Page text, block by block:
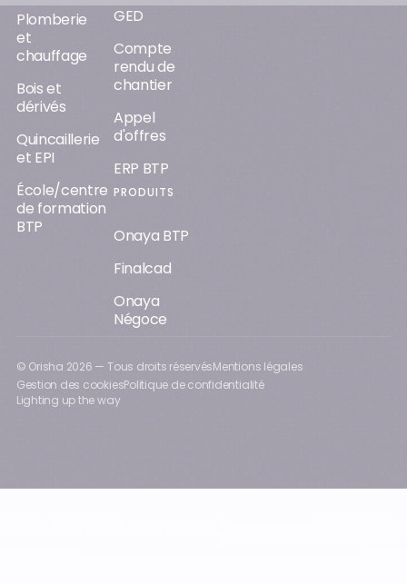
Plomberie
et
chauffage
Bois et
dérivés
Quincaillerie
et EPI
École/centre
de formation
BTP
GED
Compte
rendu de
chantier
Appel
d'offres
ERP BTP
PRODUITS
Onaya BTP
Finalcad
Onaya
Négoce
© Orisha 2026 — Tous droits réservésMentions légales
Gestion des cookiesPolitique de confidentialité
Lighting up the way